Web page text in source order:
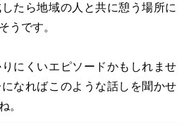
たら地域の人と共に憩う場所に
うです。
にくいエピソードかもしれませ
なればこのような話しを聞かせ
。